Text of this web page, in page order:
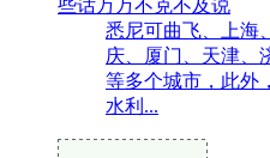
些话万万不克不及说
悉尼可曲飞、上海
庆、厦门、天津、
等多个城市，此外
水利...